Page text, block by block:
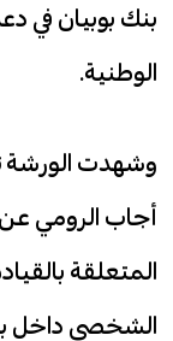
بنك بوبيان في
الوطنية.
وشهدت الورشة
أجاب الرومي
المتعلقة
الشخصي داخل